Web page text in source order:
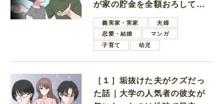
が家の貯金を全額おろしてほ
しいと言ってきた
義実家・実家
夫婦
恋愛・結婚
マンガ
子育て
幼児
［１］垢抜けた夫がクズだっ
た話｜大学の人気者の彼女が